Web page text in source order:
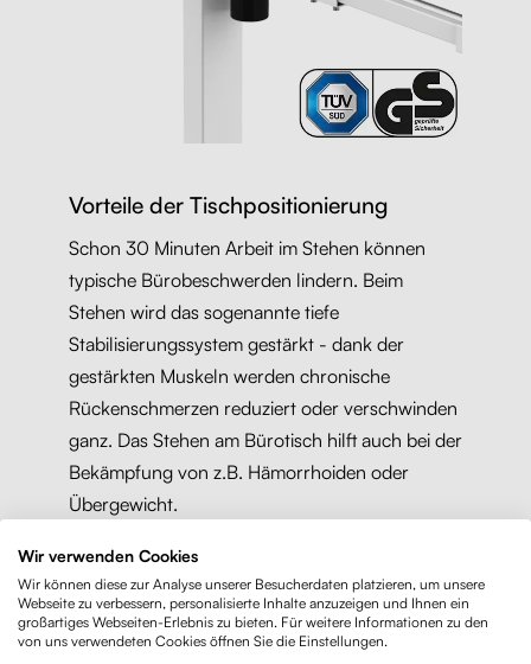
Vorteile der Tischpositionierung
Schon 30 Minuten Arbeit im Stehen können
typische Bürobeschwerden lindern. Beim
Stehen wird das sogenannte tiefe
Stabilisierungssystem gestärkt - dank der
gestärkten Muskeln werden chronische
Rückenschmerzen reduziert oder verschwinden
ganz. Das Stehen am Bürotisch hilft auch bei der
Bekämpfung von z.B. Hämorrhoiden oder
Übergewicht.
Welche gesundheitlichen Vorteile hat das
Stehen?
Wir verwenden Cookies
Wir können diese zur Analyse unserer Besucherdaten platzieren, um unsere
Webseite zu verbessern, personalisierte Inhalte anzuzeigen und Ihnen ein
großartiges Webseiten-Erlebnis zu bieten. Für weitere Informationen zu den
von uns verwendeten Cookies öffnen Sie die Einstellungen.